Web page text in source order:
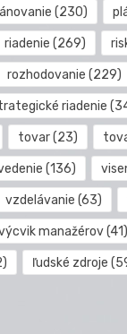
(230)
riadenie (269)
rozhodovanie (229)
riadenie
tovar(23)
(136)
vzdelávanie (63)
manažérov(41)
ľudské zdroje